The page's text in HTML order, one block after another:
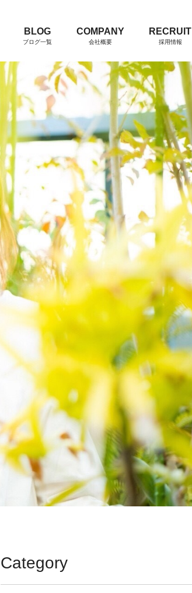
BLOG
ブログ一覧
COMPANY
会社概要
RECRUIT
採用情報
Category